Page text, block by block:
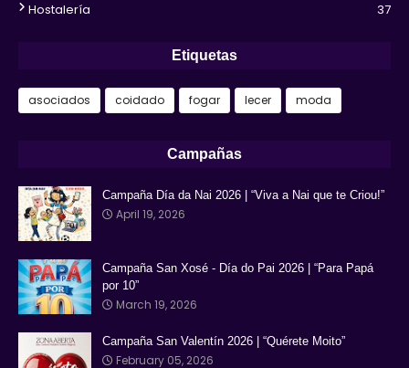
Hostalería
37
Etiquetas
asociados coidado fogar lecer moda
Campañas
Campaña Día da Nai 2026 | “Viva a Nai que te Criou!”
April 19, 2026
Campaña San Xosé - Día do Pai 2026 | “Para Papá
por 10”
March 19, 2026
Campaña San Valentín 2026 | “Quérete Moito”
February 05, 2026